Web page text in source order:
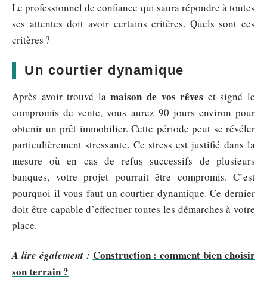
Le professionnel de confiance qui saura répondre à toutes
ses attentes doit avoir certains critères. Quels sont ces
critères ?
Un courtier dynamique
Après avoir trouvé lamaison de vos rêves et signé le
compromis de vente, vous aurez 90 jours environ pour
obtenir un prêt immobilier. Cette période peut se révéler
particulièrement stressante. Ce stress est justifié dans la
mesure où en cas de refus successifs de plusieurs
banques, votre projet pourrait être compromis. C’est
pourquoi il vous faut un courtier dynamique. Ce dernier
doit être capable d’effectuer toutes les démarches à votre
place.
A lire également : Construction : comment bien choisir
son terrain ?